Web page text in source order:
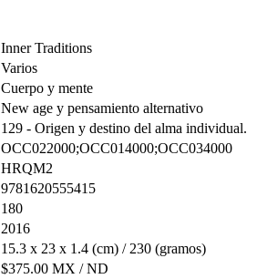
Inner Traditions
Varios
Cuerpo y mente
New age y pensamiento alternativo
129 - Origen y destino del alma individual.
OCC022000;OCC014000;OCC034000
HRQM2
9781620555415
180
2016
15.3 x 23 x 1.4 (cm) / 230 (gramos)
$375.00 MX / ND